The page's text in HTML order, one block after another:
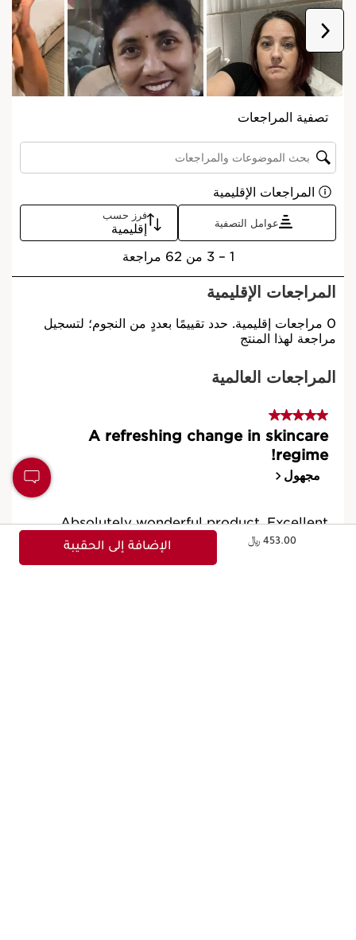
453.00 ﷼ الإضافة إلى الحقيبة